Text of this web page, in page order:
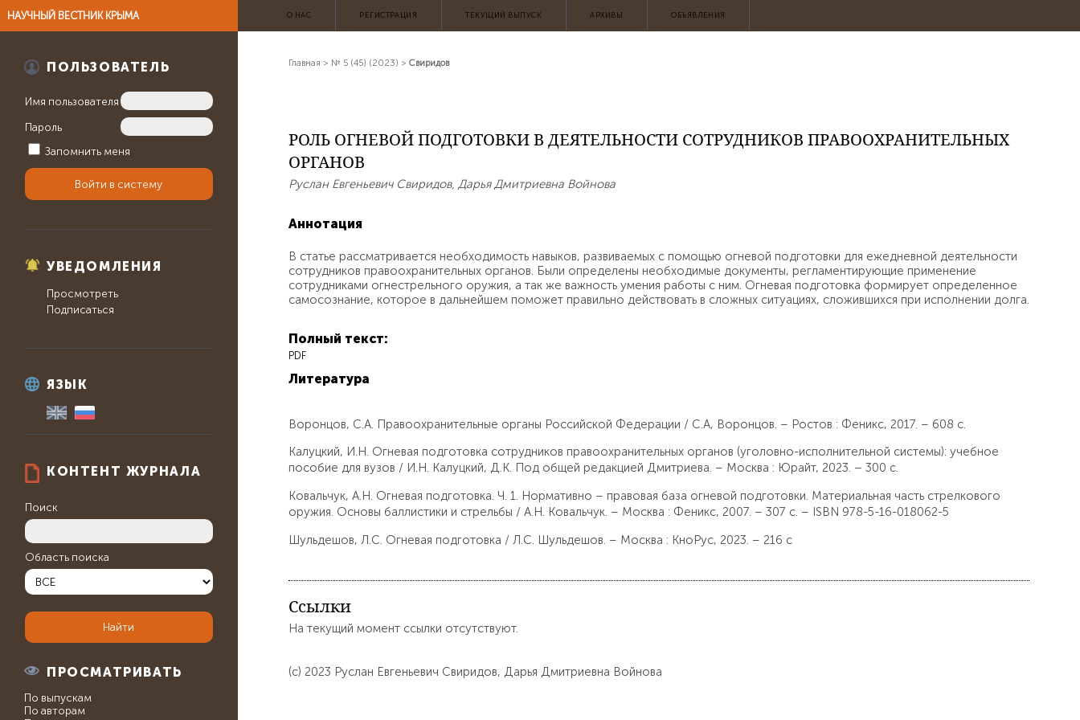
НАУЧНЫЙ ВЕСТНИК КРЫМА
ПОЛЬЗОВАТЕЛЬ
Имя пользователя
Пароль
Запомнить меня
УВЕДОМЛЕНИЯ
Просмотреть
Подписаться
ЯЗЫК
КОНТЕНТ ЖУРНАЛА
Поиск
Область поиска
ПРОСМАТРИВАТЬ
По выпускам
По авторам
О НАС РЕГИСТРАЦИЯ ТЕКУЩИЙ ВЫПУСК АРХИВЫ ОБЪЯВЛЕНИЯ
Главная > № 5 (45) (2023) > Свиридов
РОЛЬ ОГНЕВОЙ ПОДГОТОВКИ В ДЕЯТЕЛЬНОСТИ СОТРУДНИКОВ ПРАВООХРАНИТЕЛЬНЫХ
ОРГАНОВ
Руслан Евгеньевич Свиридов, Дарья Дмитриевна Войнова
Аннотация
В статье рассматривается необходимость навыков, развиваемых с помощью огневой подготовки для ежедневной деятельности
сотрудников правоохранительных органов. Были определены необходимые документы, регламентирующие применение
сотрудниками огнестрельного оружия, а так же важность умения работы с ним. Огневая подготовка формирует определенное
самосознание, которое в дальнейшем поможет правильно действовать в сложных ситуациях, сложившихся при исполнении долга.
Полный текст:
PDF
Литература
Воронцов, С.А. Правоохранительные органы Российской Федерации / С.А, Воронцов. – Ростов : Феникс, 2017. – 608 с.
Калуцкий, И.Н. Огневая подготовка сотрудников правоохранительных органов (уголовно-исполнительной системы): учебное
пособие для вузов / И.Н. Калуцкий, Д.К. Под общей редакцией Дмитриева. – Москва : Юрайт, 2023. – 300 с.
Ковальчук, А.Н. Огневая подготовка. Ч. 1. Нормативно – правовая база огневой подготовки. Материальная часть стрелкового
оружия. Основы баллистики и стрельбы / А.Н. Ковальчук. – Москва : Феникс, 2007. – 307 с. – ISBN 978-5-16-018062-5
Шульдешов, Л.С. Огневая подготовка / Л.С. Шульдешов. – Москва : КноРус, 2023. – 216 с
Ссылки
На текущий момент ссылки отсутствуют.
(c) 2023 Руслан Евгеньевич Свиридов, Дарья Дмитриевна Войнова